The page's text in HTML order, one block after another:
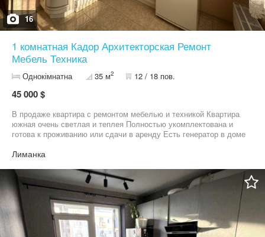
16
1 комнатная Кадор Архитекторская Ремонт
Мебель Техника
Однокімнатна 35 м2 12 / 18 пов.
45 000 $
В продаже квартира с ремонтом мебелью и техникой Квартира
южная очень светлая и теплея Полностью укомплектована и
готова к проживанию или сдачи в аренду Есть генератор в доме
Лиманка